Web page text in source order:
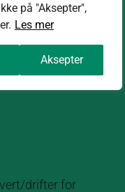
på "Aksepter",
Les mer
Aksepter
drifter for